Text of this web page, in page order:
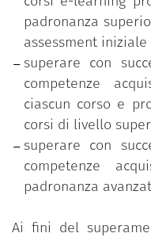
padronanza
assessment
superare con
competenze
ciascun corso e
corsi di livello
superare con
competenze
padronanza
Ai fini del